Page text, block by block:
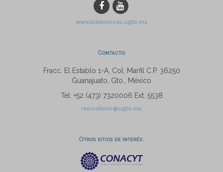
www.bibliotecas.ugto.mx
Contacto
Fracc. El Establo 1-A, Col. Marfil C.P. 36250
Guanajuato, Gto., México
Tel: +52 (473) 7320006 Ext. 5538
repositorio@ugto.mx
Otros sitios de interés: